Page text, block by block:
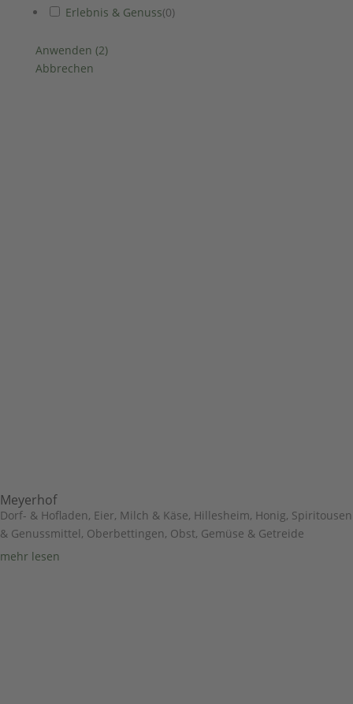
Erlebnis & Genuss(0)
Anwenden (2)
Abbrechen
Meyerhof
Dorf- & Hofladen, Eier, Milch & Käse, Hillesheim, Honig, Spiritousen
& Genussmittel, Oberbettingen, Obst, Gemüse & Getreide
mehr lesen